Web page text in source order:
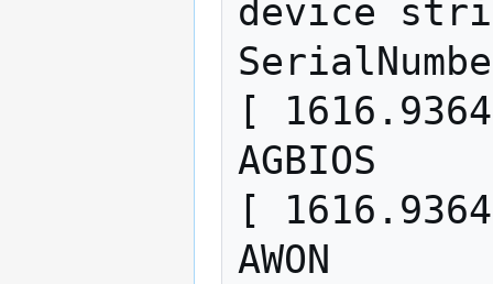
device
[
AGBIOS
[
AWON